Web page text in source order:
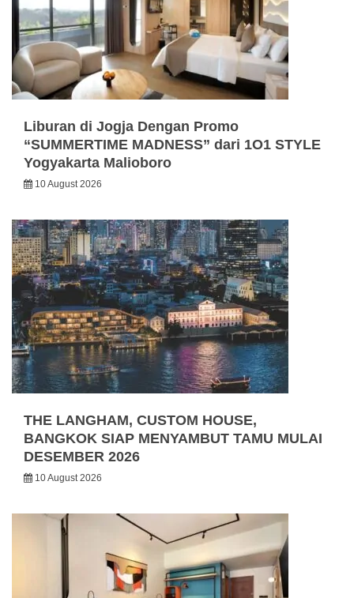
Liburan di Jogja Dengan Promo
“SUMMERTIME MADNESS” dari 1O1 STYLE
Yogyakarta Malioboro
10 August 2026
THE LANGHAM, CUSTOM HOUSE,
BANGKOK SIAP MENYAMBUT TAMU MULAI
DESEMBER 2026
10 August 2026